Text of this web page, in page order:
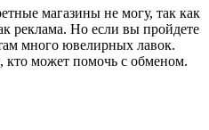
магазины не могу, так как
реклама. Но если вы пройдете
много ювелирных лавок.
кто может помочь с обменом.